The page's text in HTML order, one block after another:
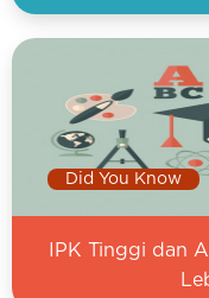
Did You Know
IPK Tinggi dan